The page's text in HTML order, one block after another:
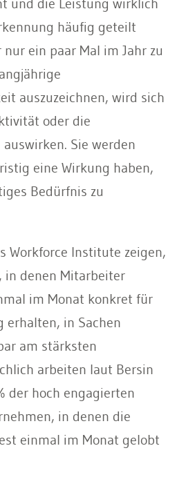
und die Leistung wirklich
häufig geteilt
ein paar Mal im Jahr zu
auszuzeichnen, wird sich
oder die
Sie werden
eine Wirkung haben,
Bedürfnis zu
Workforce Institute zeigen,
in denen Mitarbeiter
im Monat konkret für
erhalten, in Sachen
am stärksten
arbeiten laut Bersin
der hoch engagierten
in denen die
einmal im Monat gelobt